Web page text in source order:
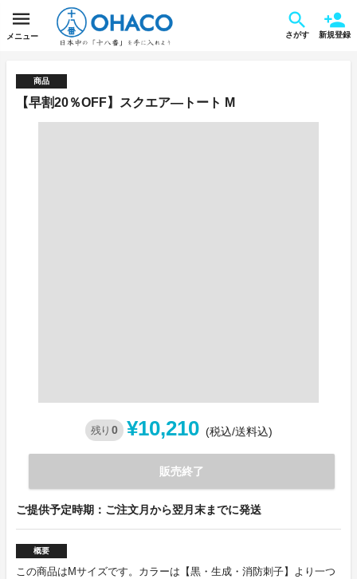
メニュー さがす 新規登録
商品
【早割20％OFF】スクエア―トート M
残り 0 ¥10,210 (税込/送料込)
販売終了
ご提供予定時期：ご注文月から翌月末までに発送
概要
この商品はMサイズです。カラーは【黒・生成・消防刺子】より一つ